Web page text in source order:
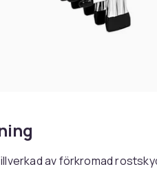
av förkromad